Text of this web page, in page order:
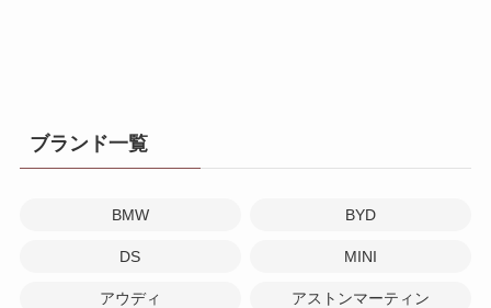
ブランド一覧
BMW BYD
DS MINI
アウディ アストンマーティン